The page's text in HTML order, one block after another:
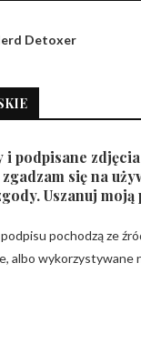
Detoxer
i podpisane
się na
Uszanuj moją
pochodzą ze
albo wykorzystywane